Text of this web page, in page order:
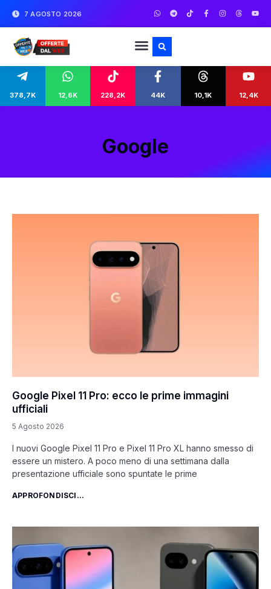
7 AGOSTO 2026
378,7K 12,6K 228,2K 44K 10,1K 12,4K
Google
Google Pixel 11 Pro: ecco le prime immagini
ufficiali
5 Agosto 2026
I nuovi Google Pixel 11 Pro e Pixel 11 Pro XL hanno smesso di
essere un mistero. A poco meno di una settimana dalla
presentazione ufficiale sono spuntate le prime
APPROFONDISCI...